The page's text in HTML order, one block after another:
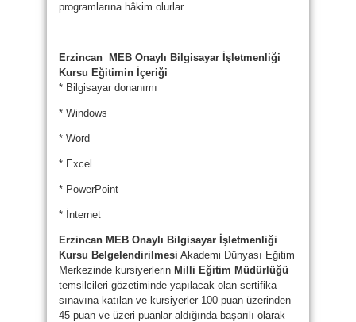
programlarına hâkim olurlar.
Erzincan MEB Onaylı Bilgisayar İşletmenliği
Kursu Eğitimin İçeriği
* Bilgisayar donanımı
* Windows
* Word
* Excel
* PowerPoint
* İnternet
Erzincan MEB Onaylı Bilgisayar İşletmenliği
Kursu Belgelendirilmesi Akademi Dünyası Eğitim
Merkezinde kursiyerlerin Milli Eğitim Müdürlüğü
temsilcileri gözetiminde yapılacak olan sertifika
sınavına katılan ve kursiyerler 100 puan üzerinden
45 puan ve üzeri puanlar aldığında başarılı olarak